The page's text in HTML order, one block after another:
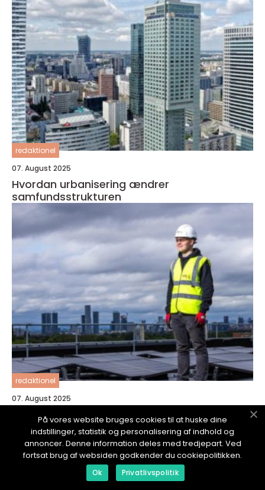
redaktionel
07. August 2025
Hvordan urbanisering ændrer
samfundsstrukturen
redaktionel
07. August 2025
Hvordan teknologi kan redde klimaet
På vores website bruges cookies til at huske dine
indstillinger, statistik og personalisering af indhold og
annoncer. Denne information deles med tredjepart. Ved
fortsat brug af websiden godkender du cookiepolitikken.
Ok Privatlivspolitik